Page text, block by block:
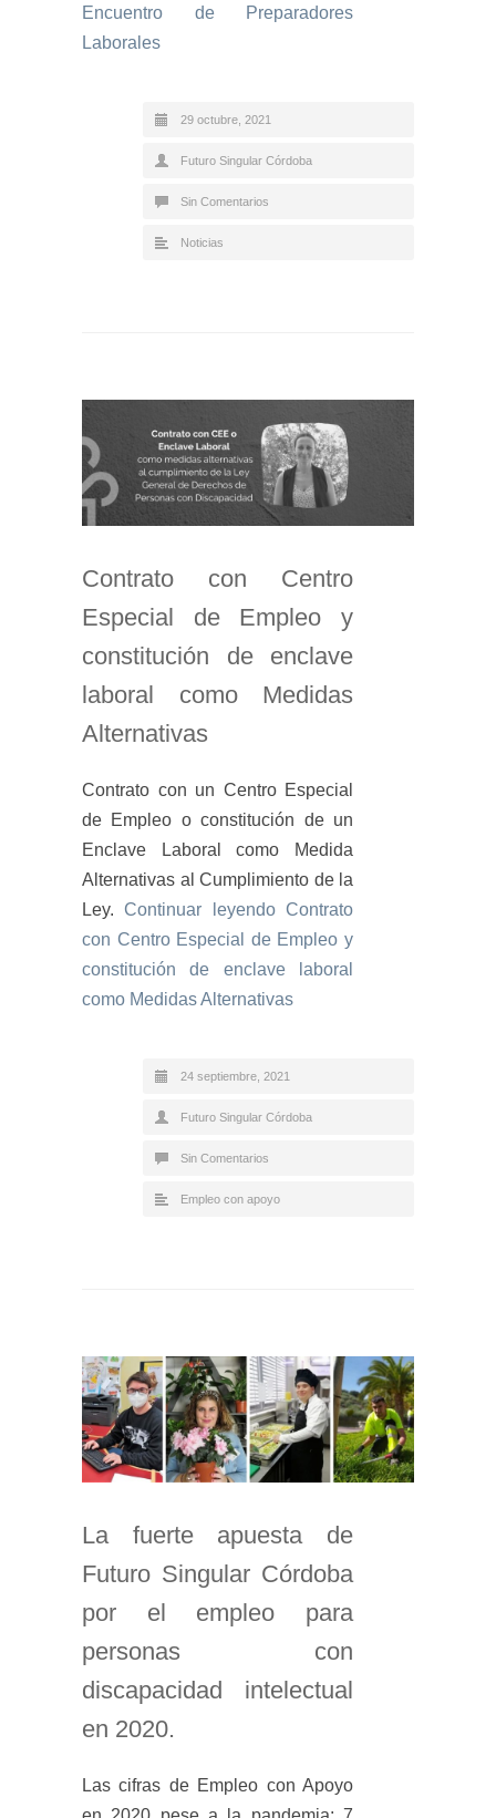
Encuentro de Preparadores
Laborales
29 octubre, 2021
Futuro Singular Córdoba
Sin Comentarios
Noticias
Contrato con Centro
Especial de Empleo y
constitución de enclave
laboral como Medidas
Alternativas
Contrato con un Centro Especial
de Empleo o constitución de un
Enclave Laboral como Medida
Alternativas al Cumplimiento de la
Ley.Continuar leyendoContrato
con Centro Especial de Empleo y
constitución de enclave laboral
como Medidas Alternativas
24 septiembre, 2021
Futuro Singular Córdoba
Sin Comentarios
Empleo con apoyo
La fuerte apuesta de
Futuro Singular Córdoba
por el empleo para
personas con
discapacidad intelectual
en 2020.
Las cifras de Empleo con Apoyo